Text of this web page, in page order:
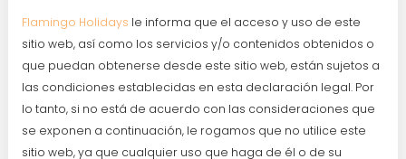
Flamingo Holidays le informa que el acceso y uso de este
sitio web, así como los servicios y/o contenidos obtenidos o
que puedan obtenerse desde este sitio web, están sujetos a
las condiciones establecidas en esta declaración legal. Por
lo tanto, si no está de acuerdo con las consideraciones que
se exponen a continuación, le rogamos que no utilice este
sitio web, ya que cualquier uso que haga de él o de su